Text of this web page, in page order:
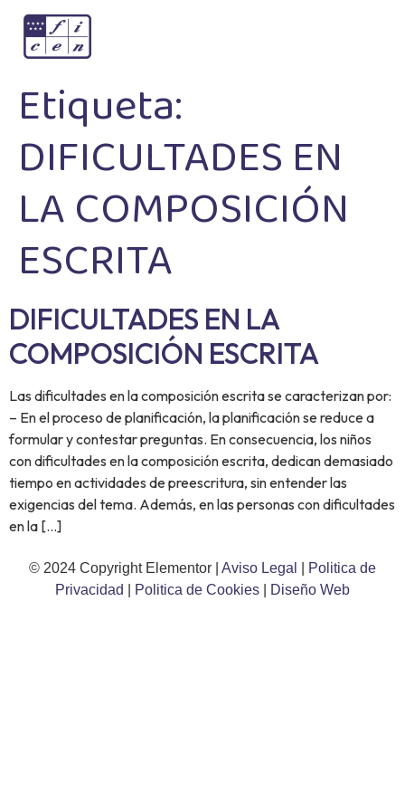
Etiqueta:
DIFICULTADES EN
LA COMPOSICIÓN
ESCRITA
DIFICULTADES EN LA
COMPOSICIÓN ESCRITA
Las dificultades en la composición escrita se caracterizan por:
– En el proceso de planificación, la planificación se reduce a
formular y contestar preguntas. En consecuencia, los niños
con dificultades en la composición escrita, dedican demasiado
tiempo en actividades de preescritura, sin entender las
exigencias del tema. Además, en las personas con dificultades
en la […]
© 2024 Copyright Elementor | Aviso Legal
Politica de
Privacidad
Politica de Cookies Diseño Web